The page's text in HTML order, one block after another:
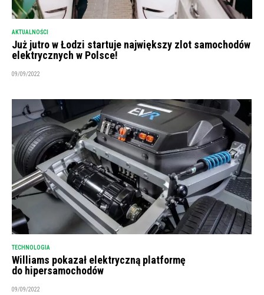
AKTUALNOŚCI
Już jutro w Łodzi startuje największy zlot samochodów
elektrycznych w Polsce!
09/09/2022
TECHNOLOGIA
Williams pokazał elektryczną platformę
do hipersamochodów
09/09/2022